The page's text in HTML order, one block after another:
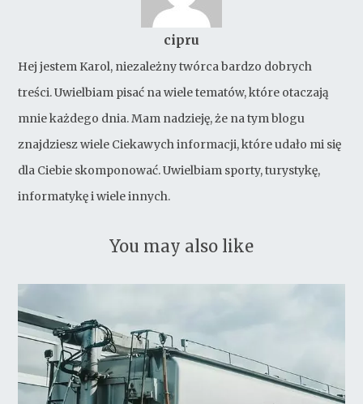
cipru
Hej jestem Karol, niezależny twórca bardzo dobrych
treści. Uwielbiam pisać na wiele tematów, które otaczają
mnie każdego dnia. Mam nadzieję, że na tym blogu
znajdziesz wiele Ciekawych informacji, które udało mi się
dla Ciebie skomponować. Uwielbiam sporty, turystykę,
informatykę i wiele innych.
You may also like